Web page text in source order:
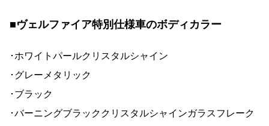
■ヴェルファイア特別仕様車のボディカラー
･ホワイトパールクリスタルシャイン
･グレーメタリック
･ブラック
･バーニングブラッククリスタルシャインガラスフレーク